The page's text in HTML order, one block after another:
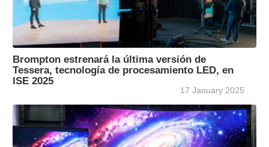
Brompton estrenará la última versión de
Tessera, tecnología de procesamiento LED, en
ISE 2025
17 January 2025